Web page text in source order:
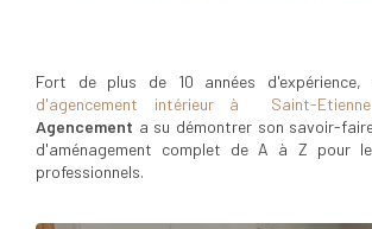
Fort de plus de 10 années d'expérience,
d'agencement intérieur à Saint-Etienne
Agencement a su démontrer son savoir-
d'aménagement complet de A à Z pour
professionnels.